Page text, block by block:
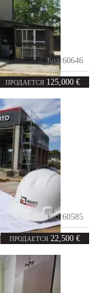
ПРОДАЕТСЯ 125,000 €
Код:60646
m²
ПРОДАЕТСЯ 22,500 €
Код:60585